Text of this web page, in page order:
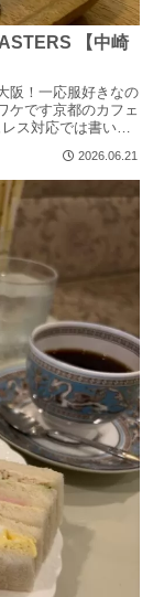
【中崎
阪！一応服好きなの
ケです京都のカフェ
ス対応では書いて
2026.06.21